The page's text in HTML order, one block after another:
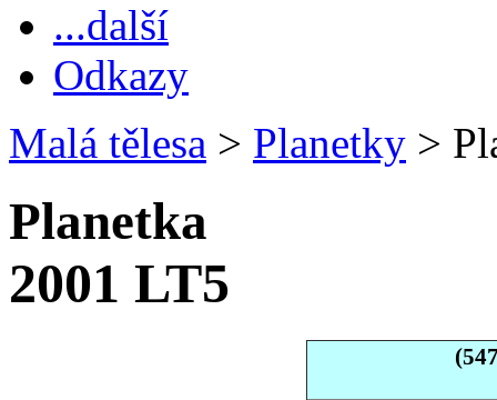
...další
Odkazy
Malá tělesa > Planetky >
Planetka
2001 LT5